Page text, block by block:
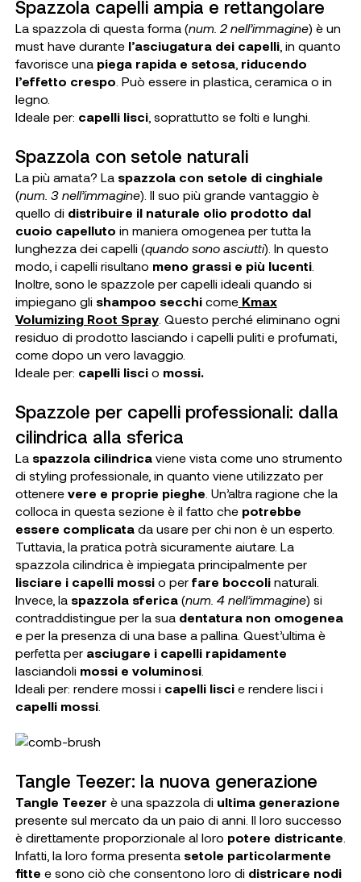
Spazzola capelli ampia e rettangolare
La spazzola di questa forma (num. 2 nell’immagine) è un
must have durante l’asciugatura dei capelli, in quanto
favorisce una piega rapida e setosa, riducendo
l’effetto crespo . Può essere in plastica, ceramica o in
legno.
Ideale per: capelli lisci, soprattutto se folti e lunghi.
Spazzola con setole naturali
La più amata? La spazzola con setole di cinghiale
(num. 3 nell’immagine). Il suo più grande vantaggio è
quello di distribuire il naturale olio prodotto dal
cuoio capelluto in maniera omogenea per tutta la
lunghezza dei capelli (quando sono asciutti). In questo
modo, i capelli risultano meno grassi e più lucenti.
Inoltre, sono le spazzole per capelli ideali quando si
impiegano gli shampoo secchicome Kmax
Volumizing Root Spray. Questo perché eliminano ogni
residuo di prodotto lasciando i capelli puliti e profumati,
come dopo un vero lavaggio.
Ideale per: capelli liscio mossi.
Spazzole per capelli professionali: dalla
cilindrica alla sferica
La spazzola cilindricaviene vista come uno strumento
di styling professionale, in quanto viene utilizzato per
ottenere vere e proprie pieghe . Un’altra ragione che la
colloca in questa sezione è il fatto che potrebbe
essere complicatada usare per chi non è un esperto.
Tuttavia, la pratica potrà sicuramente aiutare. La
spazzola cilindrica è impiegata principalmente per
lisciare i capelli mossio per fare boccolinaturali.
Invece, la spazzola sferica(num. 4 nell’immagine) si
contraddistingue per la sua dentatura non omogenea
e per la presenza di una base a pallina. Quest’ultima è
perfetta per asciugare i capelli rapidamente
lasciandoli mossi e voluminosi.
Ideali per: rendere mossi i capelli liscie rendere lisci i
capelli mossi.
Tangle Teezer: la nuova generazione
Tangle Teezer è una spazzola di ultima generazione
presente sul mercato da un paio di anni. Il loro successo
è direttamente proporzionale al loro potere districante
Infatti, la loro forma presenta setole particolarmente
fitte e sono ciò che consentono loro di districare nodi